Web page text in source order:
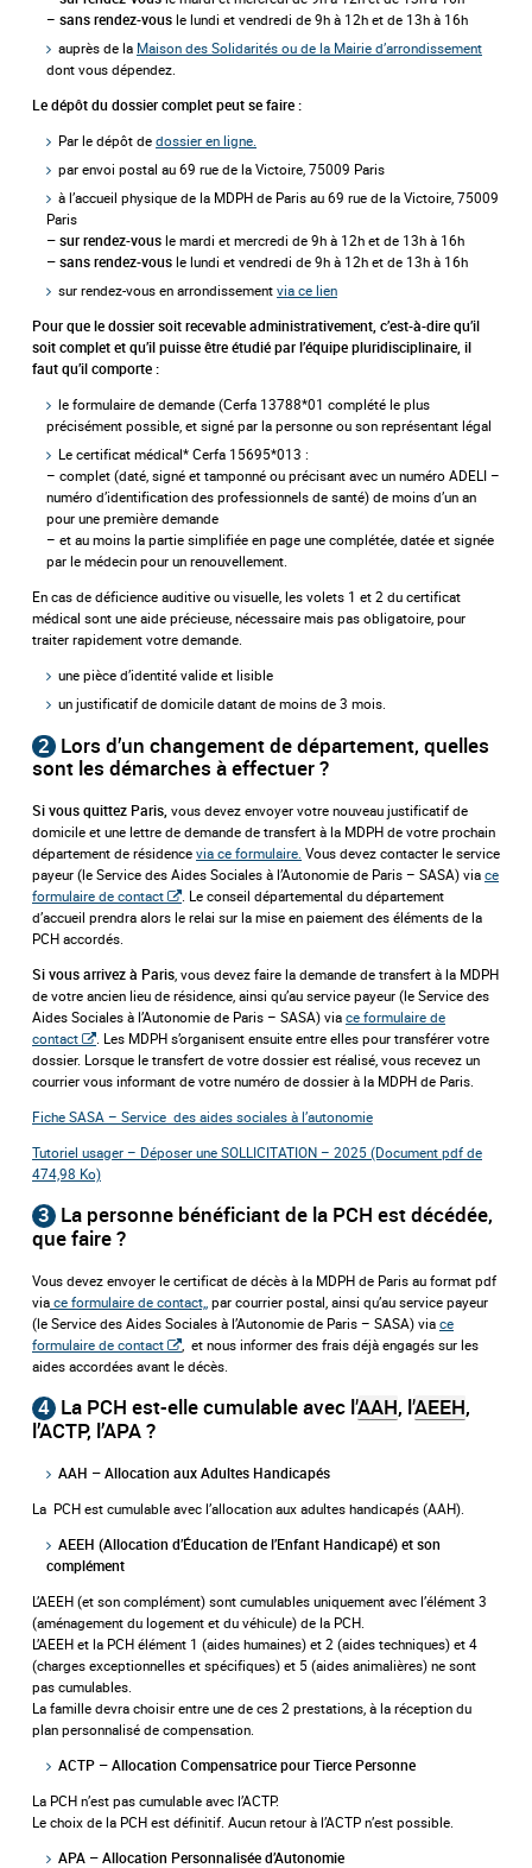
– sans rendez-vous le lundi et vendredi de 9h à 12h et de 13h à 16h
auprès de la Maison des Solidarités ou de la Mairie d’arrondissement
dont vous dépendez.
Le dépôt du dossier complet peut se faire :
Par le dépôt de dossier en ligne.
par envoi postal au 69 rue de la Victoire, 75009 Paris
à l’accueil physique de la MDPH de Paris au 69 rue de la Victoire, 75009
Paris
– sur rendez-vous le mardi et mercredi de 9h à 12h et de 13h à 16h
– sans rendez-vous le lundi et vendredi de 9h à 12h et de 13h à 16h
sur rendez-vous en arrondissement via ce lien
Pour que le dossier soit recevable administrativement, c’est-à-dire qu’il
soit complet et qu’il puisse être étudié par l’équipe pluridisciplinaire, il
faut qu’il comporte :
le formulaire de demande (Cerfa 13788*01 complété le plus
précisément possible, et signé par la personne ou son représentant légal
Le certificat médical* Cerfa 15695*013 :
– complet (daté, signé et tamponné ou précisant avec un numéro ADELI –
numéro d’identification des professionnels de santé) de moins d’un an
pour une première demande
– et au moins la partie simplifiée en page une complétée, datée et signée
par le médecin pour un renouvellement.
En cas de déficience auditive ou visuelle, les volets 1 et 2 du certificat
médical sont une aide précieuse, nécessaire mais pas obligatoire, pour
traiter rapidement votre demande.
une pièce d’identité valide et lisible
un justificatif de domicile datant de moins de 3 mois.
2 Lors d’un changement de département, quelles
sont les démarches à effectuer ?
Si vous quittez Paris, vous devez envoyer votre nouveau justificatif de
domicile et une lettre de demande de transfert à la MDPH de votre prochain
département de résidence via ce formulaire. Vous devez contacter le service
payeur (le Service des Aides Sociales à l’Autonomie de Paris – SASA) via ce
formulaire de contact
. Le conseil départemental du département
d’accueil prendra alors le relai sur la mise en paiement des éléments de la
PCH accordés.
Si vous arrivez à Paris , vous devez faire la demande de transfert à la MDPH
de votre ancien lieu de résidence, ainsi qu’au service payeur (le Service des
Aides Sociales à l’Autonomie de Paris – SASA) via ce formulaire de
contact
. Les MDPH s’organisent ensuite entre elles pour transférer votre
dossier. Lorsque le transfert de votre dossier est réalisé, vous recevez un
courrier vous informant de votre numéro de dossier à la MDPH de Paris.
Fiche SASA – Service des aides sociales à l’autonomie
Tutoriel usager – Déposer une SOLLICITATION – 2025 (Document pdf de
474,98 Ko)
3 La personne bénéficiant de la PCH est décédée,
que faire ?
Vous devez envoyer le certificat de décès à la MDPH de Paris au format pdf
via ce formulaire de contact,, par courrier postal, ainsi qu’au service payeur
(le Service des Aides Sociales à l’Autonomie de Paris – SASA) via ce
formulaire de contact
, et nous informer des frais déjà engagés sur les
aides accordées avant le décès.
4 La PCH est-elle cumulable avec l’AAH, l’AEEH,
l’ACTP, l’APA ?
AAH – Allocation aux Adultes Handicapés
La PCH est cumulable avec l’allocation aux adultes handicapés (AAH).
AEEH (Allocation d’Éducation de l’Enfant Handicapé) et son
complément
L’AEEH (et son complément) sont cumulables uniquement avec l’élément 3
(aménagement du logement et du véhicule) de la PCH.
L’AEEH et la PCH élément 1 (aides humaines) et 2 (aides techniques) et 4
(charges exceptionnelles et spécifiques) et 5 (aides animalières) ne sont
pas cumulables.
La famille devra choisir entre une de ces 2 prestations, à la réception du
plan personnalisé de compensation.
ACTP – Allocation Compensatrice pour Tierce Personne
La PCH n’est pas cumulable avec l’ACTP.
Le choix de la PCH est définitif. Aucun retour à l’ACTP n’est possible.
APA – Allocation Personnalisée d’Autonomie